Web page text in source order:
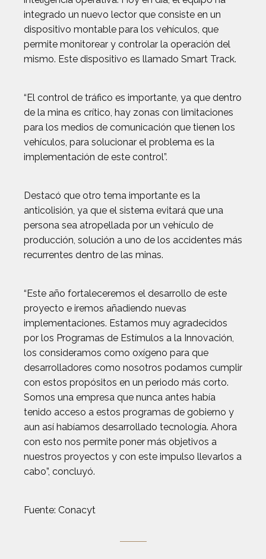
integrado un nuevo lector que consiste en un
dispositivo montable para los vehículos, que
permite monitorear y controlar la operación del
mismo. Este dispositivo es llamado Smart Track.
“El control de tráfico es importante, ya que dentro
de la mina es crítico, hay zonas con limitaciones
para los medios de comunicación que tienen los
vehículos, para solucionar el problema es la
implementación de este control”.
Destacó que otro tema importante es la
anticolisión, ya que el sistema evitará que una
persona sea atropellada por un vehículo de
producción, solución a uno de los accidentes más
recurrentes dentro de las minas.
“Este año fortaleceremos el desarrollo de este
proyecto e iremos añadiendo nuevas
implementaciones. Estamos muy agradecidos
por los Programas de Estímulos a la Innovación,
los consideramos como oxígeno para que
desarrolladores como nosotros podamos cumplir
con estos propósitos en un periodo más corto.
Somos una empresa que nunca antes había
tenido acceso a estos programas de gobierno y
aun así habíamos desarrollado tecnología. Ahora
con esto nos permite poner más objetivos a
nuestros proyectos y con este impulso llevarlos a
cabo”, concluyó.
Fuente: Conacyt